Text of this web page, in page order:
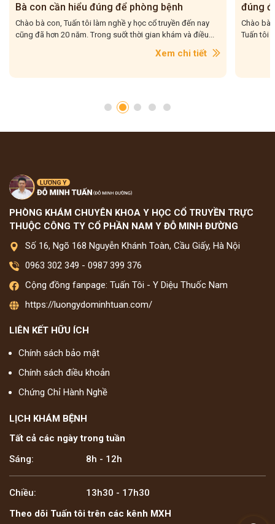
để phòng bệnh
y học cổ truyền đến nay
suốt thời gian khám và điều...
đúng để điều trị cho dứt điểm
Chào bà con, Viêm da cơ địa tái đi tái
Tuấn tôi gặp rất nhiều trong quá trình
PHÒNG KHÁM CHUYÊN KHOA Y HỌC CỔ TRUYỀN TRỰC
THUỘC CÔNG TY CỔ PHẦN NAM Y ĐỖ MINH ĐƯỜNG
Số 16, Ngõ 168 Nguyễn Khánh Toàn, Cầu Giấy, Hà Nội
0963 302 349 - 0987 399 376
Cộng đồng fanpage: Tuấn Tôi - Y Diệu Thuốc Nam
https://luongydominhtuan.com/
LIÊN KẾT HỮU ÍCH
Chính sách bảo mật
Chính sách điều khoản
Chứng Chỉ Hành Nghề
LỊCH KHÁM BỆNH
Tất cả các ngày trong tuần
Sáng:
8h - 12h
Chiều:
13h30 - 17h30
Theo dõi Tuấn tôi trên các kênh MXH